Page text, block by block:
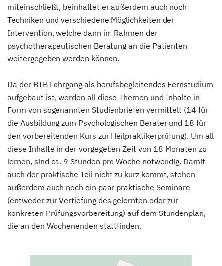
miteinschließt, beinhaltet er außerdem auch noch
Techniken und verschiedene Möglichkeiten der
Intervention, welche dann im Rahmen der
psychotherapeutischen Beratung an die Patienten
weitergegeben werden können.
Da der BTB Lehrgang als berufsbegleitendes Fernstudium
aufgebaut ist, werden all diese Themen und Inhalte in
Form von sogenannten Studienbriefen vermittelt (14 für
die Ausbildung zum Psychologischen Berater und 18 für
den vorbereitenden Kurs zur Heilpraktikerprüfung). Um all
diese Inhalte in der vorgegeben Zeit von 18 Monaten zu
lernen, sind ca. 9 Stunden pro Woche notwendig. Damit
auch der praktische Teil nicht zu kurz kommt, stehen
außerdem auch noch ein paar praktische Seminare
(entweder zur Vertiefung des gelernten oder zur
konkreten Prüfungsvorbereitung) auf dem Stundenplan,
die an den Wochenenden stattfinden.